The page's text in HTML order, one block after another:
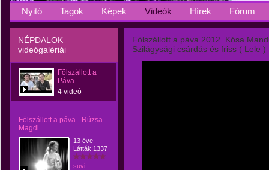
Nyitó Tagok Képek Videók Hírek Fórum
NÉPDALOK
videógalériái
Fölszállott a
Páva
4 videó
Fölszállott a páva - Rúzsa
Magdi
13 éve
Látták:1337
suvi
Fölszállott a páva 2012_Kósa
Szilágysági csárdás és friss ( Lele )